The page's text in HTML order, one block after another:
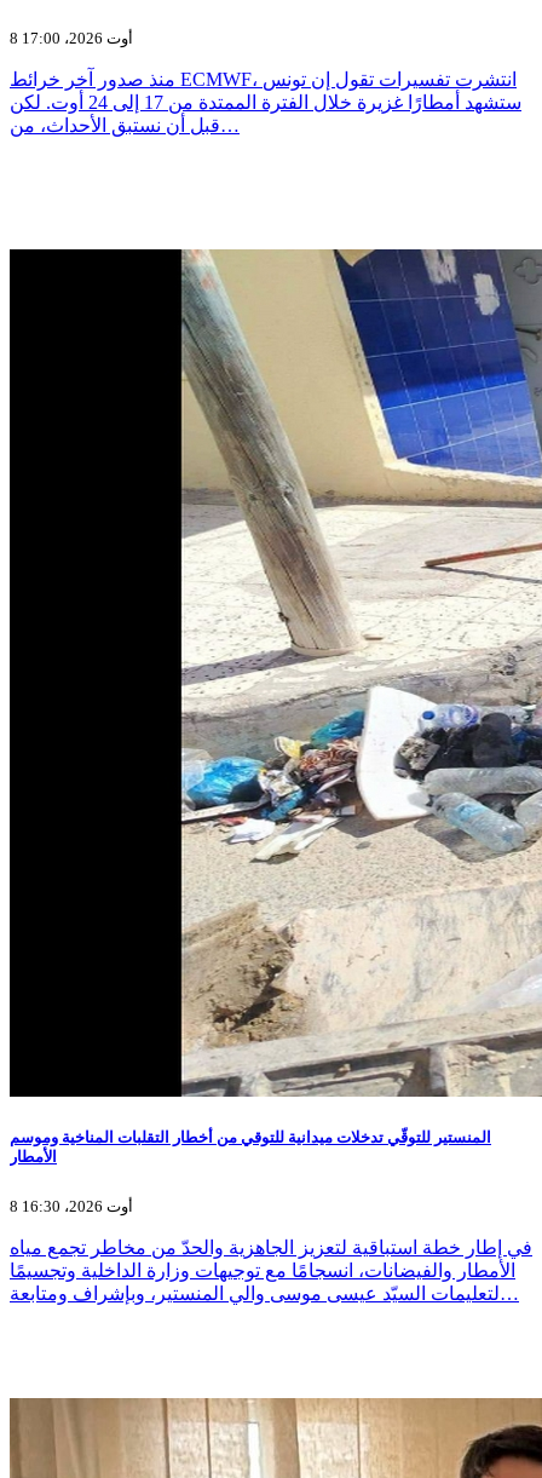
8 أوت 2026، 17:00
منذ صدور آخر خرائط ECMWF، انتشرت تفسيرات تقول إن تونس
ستشهد أمطارًا غزيرة خلال الفترة الممتدة من 17 إلى 24 أوت. لكن
قبل أن نستبق الأحداث، من…
المنستير للتوقّي تدخلات ميدانية للتوقي من أخطار التقلبات المناخية وموسم
الأمطار
8 أوت 2026، 16:30
في إطار خطة استباقية لتعزيز الجاهزية والحدّ من مخاطر تجمع مياه
الأمطار والفيضانات، انسجامًا مع توجيهات وزارة الداخلية وتجسيمًا
لتعليمات السيّد عيسى موسى والي المنستير، وبإشراف ومتابعة…